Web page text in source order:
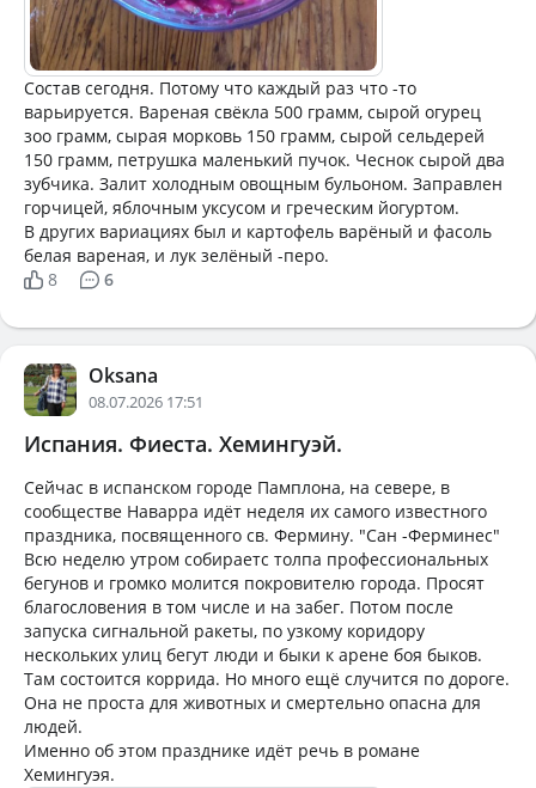
Состав сегодня. Потому что каждый раз что -то
варьируется. Вареная свёкла 500 грамм, сырой огурец
зоо грамм, сырая морковь 150 грамм, сырой сельдерей
150 грамм, петрушка маленький пучок. Чеснок сырой два
зубчика. Залит холодным овощным бульоном. Заправлен
горчицей, яблочным уксусом и греческим йогуртом.
В других вариациях был и картофель варёный и фасоль
белая вареная, и лук зелёный -перо.
8
6
Oksana
08.07.2026 17:51
Испания. Фиеста. Хемингуэй.
Сейчас в испанском городе Памплона, на севере, в
сообществе Наварра идёт неделя их самого известного
праздника, посвященного св. Фермину. "Сан -Ферминес"
Всю неделю утром собираетс толпа профессиональных
бегунов и громко молится покровителю города. Просят
благословения в том числе и на забег. Потом после
запуска сигнальной ракеты, по узкому коридору
нескольких улиц бегут люди и быки к арене боя быков.
Там состоится коррида. Но много ещё случится по дороге.
Она не проста для животных и смертельно опасна для
людей.
Именно об этом празднике идёт речь в романе
Хeмингуэя.